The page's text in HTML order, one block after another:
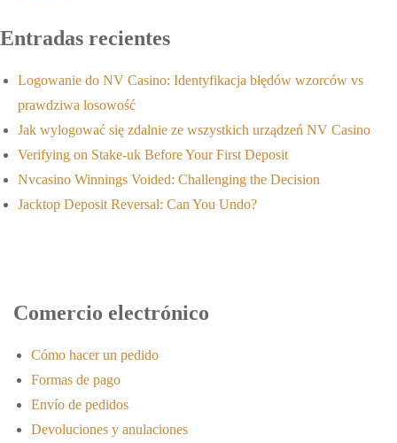
Entradas recientes
Logowanie do NV Casino: Identyfikacja błędów wzorców vs
prawdziwa losowość
Jak wylogować się zdalnie ze wszystkich urządzeń NV Casino
Verifying on Stake-uk Before Your First Deposit
Nvcasino Winnings Voided: Challenging the Decision
Jacktop Deposit Reversal: Can You Undo?
Comercio electrónico
Cómo hacer un pedido
Formas de pago
Envío de pedidos
Devoluciones y anulaciones